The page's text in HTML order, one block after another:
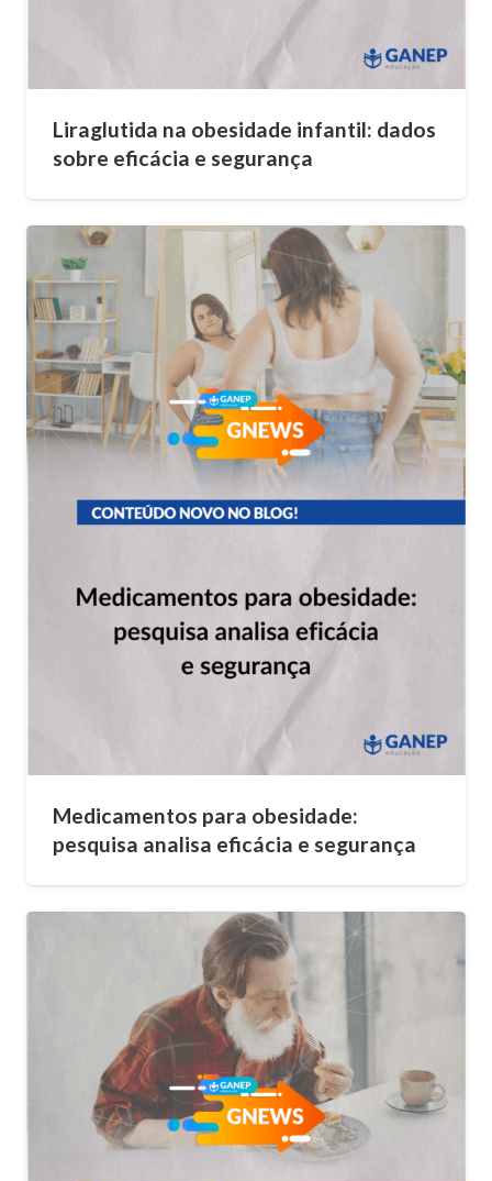
Liraglutida na obesidade infantil: dados
sobre eficácia e segurança
Medicamentos para obesidade:
pesquisa analisa eficácia e segurança